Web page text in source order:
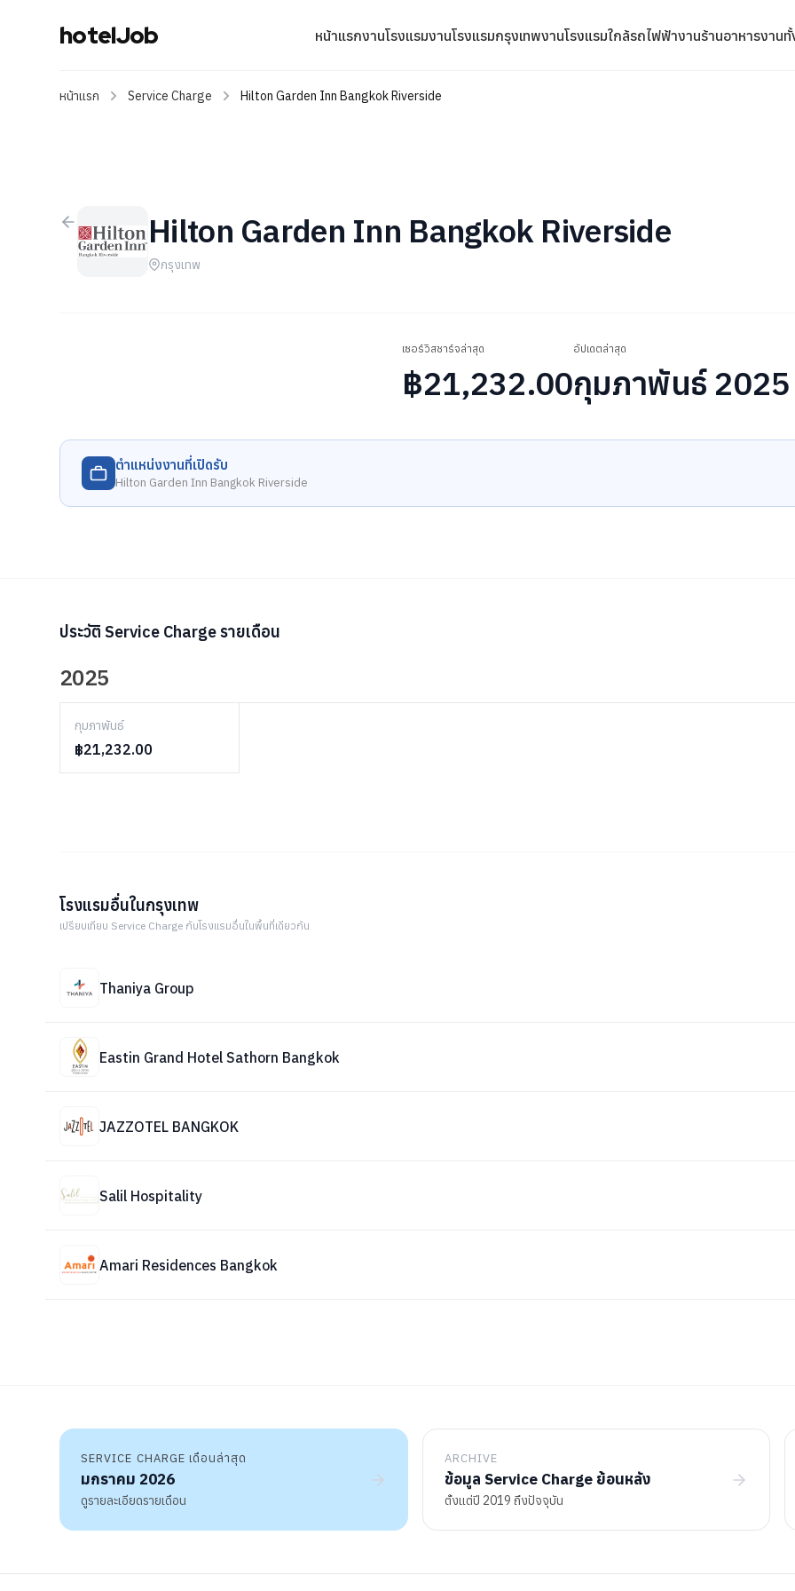
hotelJob หน้าแรกงานโรงแรมงานโรงแรมกรุงเทพงานโรงแรมใกล้รถไฟฟ้างานร้านอาหารงาน
หน้าแรก Service Charge Hilton Garden Inn Bangkok Riverside
Hilton Garden Inn Bangkok Riverside
กรุงเทพ
เซอร์วิสชาร์จล่าสุด
฿21,232.00
อัปเดตล่าสุด
กุมภาพันธ์ 2025
ตำแหน่งงานที่เปิดรับ
Hilton Garden Inn Bangkok Riverside
ประวัติ Service Charge รายเดือน
2025
กุมภาพันธ์
฿21,232.00
โรงแรมอื่นในกรุงเทพ
เปรียบเทียบ Service Charge กับโรงแรมอื่นในพื้นที่เดียวกัน
Thaniya Group
Eastin Grand Hotel Sathorn Bangkok
JAZZOTEL BANGKOK
Salil Hospitality
Amari Residences Bangkok
SERVICE CHARGE เดือนล่าสุด
มกราคม 2026
ดูรายละเอียดรายเดือน
ARCHIVE
ข้อมูล Service Charge ย้อนหลัง
ตั้งแต่ปี 2019 ถึงปัจจุบัน